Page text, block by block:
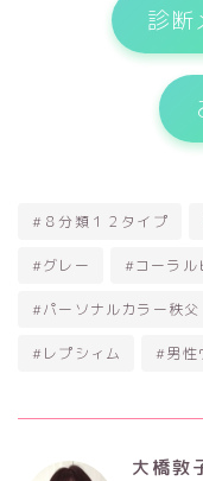
診断
#８分類１２タイプ
#グレー #コーラル
#パーソナルカラー秩父
#レプシィム #男性
大橋敦